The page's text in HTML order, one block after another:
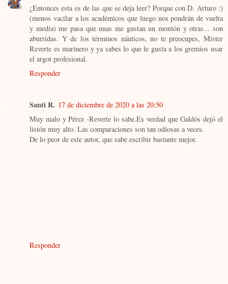
¿Entonces esta es de las que se deja leer? Porque con D. Arturo :)
(menos vacilar a los académicos que luego nos pondrán de vuelta
y media) me pasa que unas me gustan un montón y otras... son
aburridas. Y de los términos náuticos, no te preocupes, Mister
Reverte es marinero y ya sabes lo que le gusta a los gremios usar
el argot profesional.
Responder
Santi R. 17 de diciembre de 2020 a las 20:50
Muy malo y Pérez -Reverte lo sabe.Es verdad que Galdós dejó el
listón muy alto. Las comparaciones son tan odiosas a veces.
De lo peor de este autor, que sabe escribir bastante mejor.
Responder